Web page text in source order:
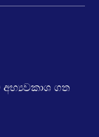
අභ්‍යවකාශ ගත